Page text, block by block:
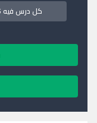
كل درس فيه 5 اختبارات تفاعلية لتحسين اللفظ والنطق